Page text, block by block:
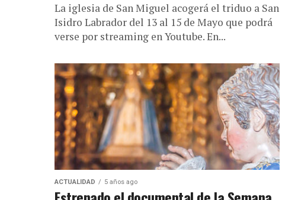
La iglesia de San Miguel acogerá el triduo a San
Isidro Labrador del 13 al 15 de Mayo que podrá
verse por streaming en Youtube. En...
ACTUALIDAD 5 años ago